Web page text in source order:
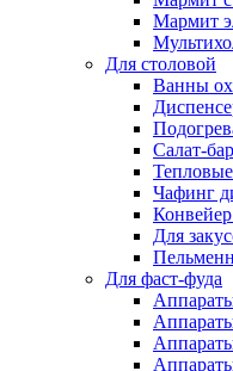
Мармит
Для столовой
Ванны
Салат-
Чафинг
Для
Для фаст-фуда